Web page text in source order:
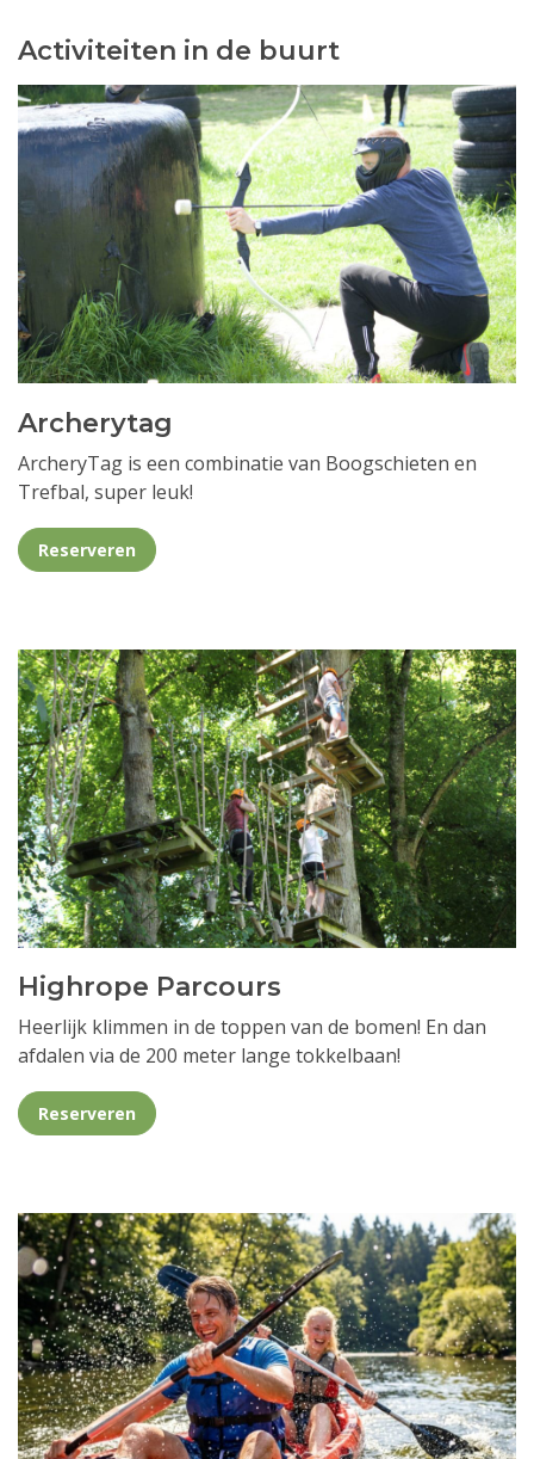
Activiteiten in de buurt
Archerytag
ArcheryTag is een combinatie van Boogschieten en
Trefbal, super leuk!
Reserveren
Highrope Parcours
Heerlijk klimmen in de toppen van de bomen! En dan
afdalen via de 200 meter lange tokkelbaan!
Reserveren